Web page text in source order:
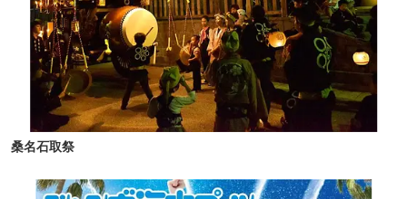
桑名石取祭